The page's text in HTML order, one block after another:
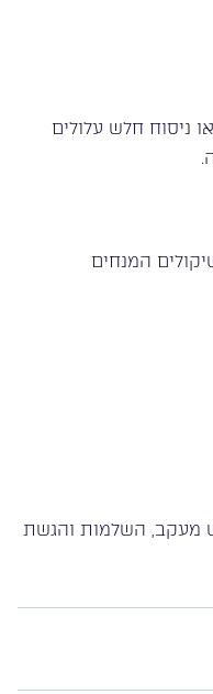
ניסוח חלש עלולים
המנחים
מעקב, השלמות והגשת